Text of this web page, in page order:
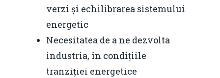
verzi și echilibrarea sistemului
energetic
Necesitatea de a ne dezvolta
industria, în condițiile
tranziției energetice